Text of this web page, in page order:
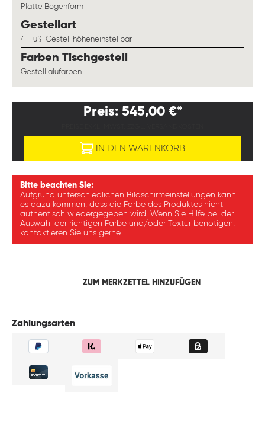
Platte Bogenform
Gestellart
4-Fuß-Gestell höheneinstellbar
Farben Tischgestell
Gestell alufarben
Preis: 545,00 €*
IN DEN WARENKORB
Bitte beachten Sie:
Aufgrund unterschiedlichen Bildschirmeinstellungen kann
es dazu kommen, dass die Farbe des Produktes nicht
authentisch wiedergegeben wird. Wenn Sie Hilfe bei der
Auswahl der richtigen Farbe und/oder Textur benötigen,
kontaktieren Sie uns gerne.
ZUM MERKZETTEL HINZUFÜGEN
Zahlungsarten